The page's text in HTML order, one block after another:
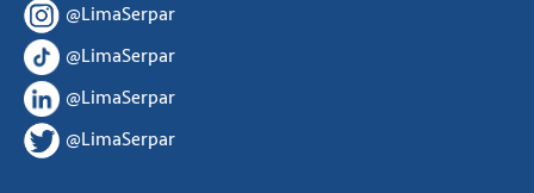
@LimaSerpar
@LimaSerpar
@LimaSerpar
@LimaSerpar